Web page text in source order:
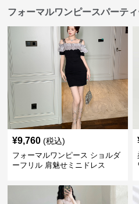
フォーマルワンピースパーテ
¥9,760 (税込)
フォーマルワンピース ショルダ
ーフリル 肩魅せミニドレス